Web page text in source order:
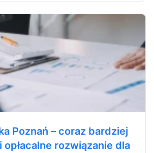
Poznań – coraz bardziej
opłacalne rozwiązanie dla